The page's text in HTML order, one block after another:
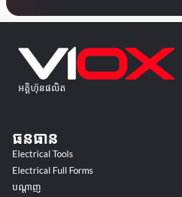
អគ្គិហ៊ុនផលិត
ធនធាន
Electrical Tools
Electrical Full Forms
បណ្ដាញ